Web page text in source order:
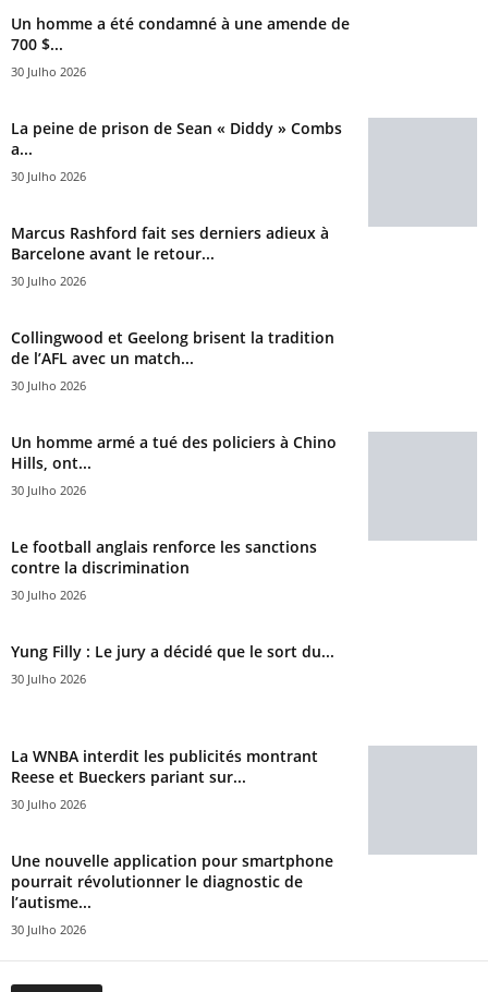
Un homme a été condamné à une amende de
700 $...
30 Julho 2026
La peine de prison de Sean « Diddy » Combs
a...
30 Julho 2026
Marcus Rashford fait ses derniers adieux à
Barcelone avant le retour...
30 Julho 2026
Collingwood et Geelong brisent la tradition
de l’AFL avec un match...
30 Julho 2026
Un homme armé a tué des policiers à Chino
Hills, ont...
30 Julho 2026
Le football anglais renforce les sanctions
contre la discrimination
30 Julho 2026
Yung Filly : Le jury a décidé que le sort du...
30 Julho 2026
La WNBA interdit les publicités montrant
Reese et Bueckers pariant sur...
30 Julho 2026
Une nouvelle application pour smartphone
pourrait révolutionner le diagnostic de
l’autisme...
30 Julho 2026